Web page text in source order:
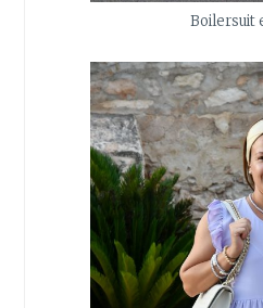
Boilersuit